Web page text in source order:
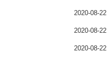
2020-08-22
2020-08-22
2020-08-22